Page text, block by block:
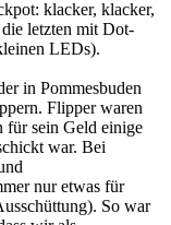
klacker, klacker,
letzten mit Dot-
LEDs).
in Pommesbuden
Flipper waren
für sein Geld einige
war. Bei
nur etwas für
So war